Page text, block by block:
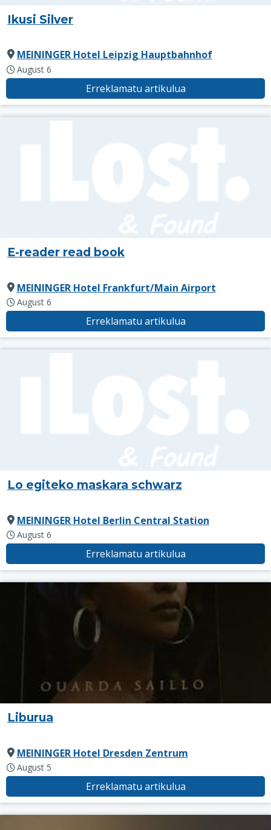
Ikusi Silver
MEININGER Hotel Leipzig Hauptbahnhof
August 6
Erreklamatu artikulua
E-reader read book
MEININGER Hotel Frankfurt/Main Airport
August 6
Erreklamatu artikulua
Lo egiteko maskara schwarz
MEININGER Hotel Berlin Central Station
August 6
Erreklamatu artikulua
Liburua
MEININGER Hotel Dresden Zentrum
August 5
Erreklamatu artikulua